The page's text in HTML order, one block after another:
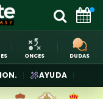
ONCES DUDAS
AYUDA